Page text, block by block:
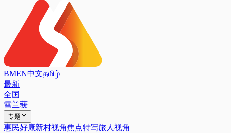
BMEN中文தமிழ்
最新
全国
雪兰莪
专题
惠民好康新村视角焦点特写旅人视角